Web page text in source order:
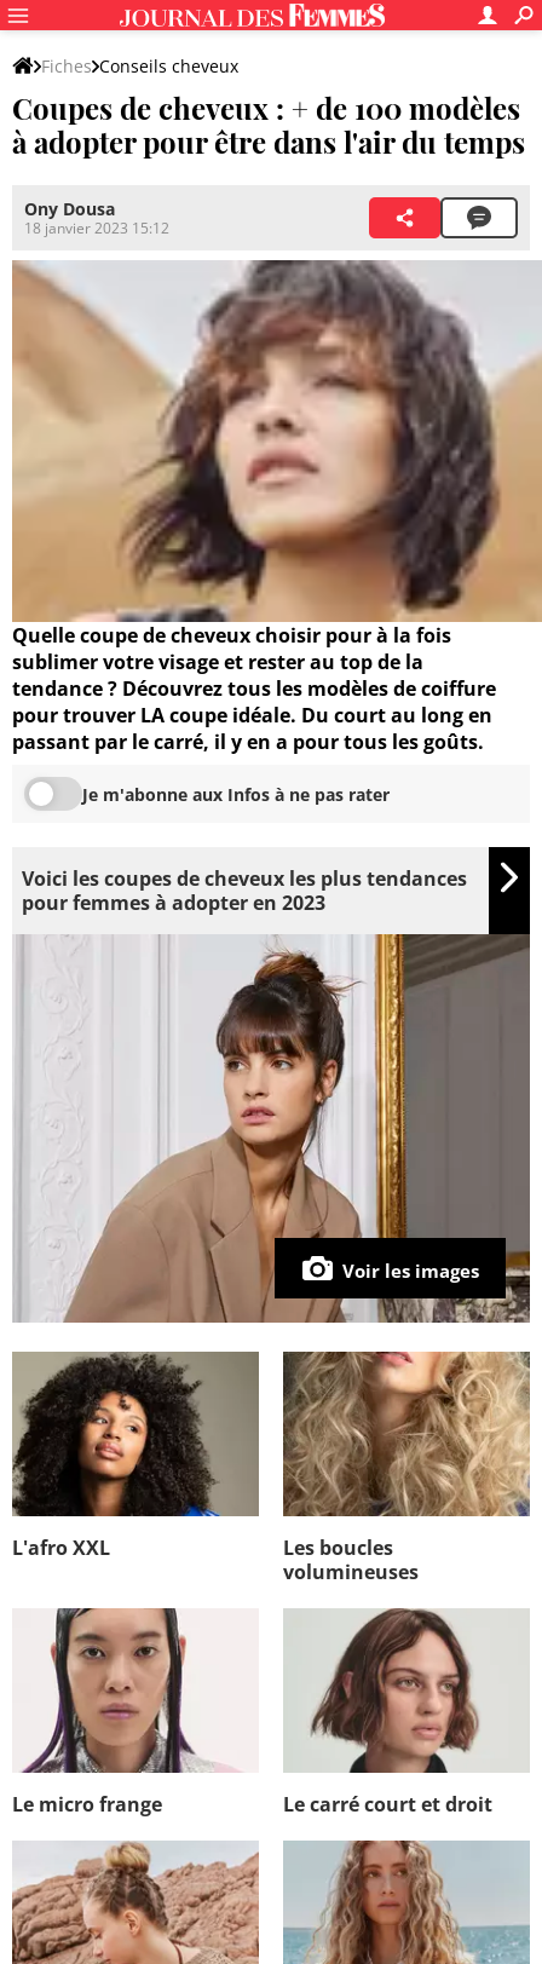
Fiches Conseils cheveux
Coupes de cheveux : + de 100 modèles
à adopter pour être dans l'air du temps
Ony Dousa
18 janvier 2023 15:12
Quelle coupe de cheveux choisir pour à la fois
sublimer votre visage et rester au top de la
tendance ? Découvrez tous les modèles de coiffure
pour trouver LA coupe idéale. Du court au long en
passant par le carré, il y en a pour tous les goûts.
Je m'abonne aux Infos à ne pas rater
Voir les images
Voici les coupes de cheveux les plus tendances
pour femmes à adopter en 2023
L'afro XXL
Les boucles
volumineuses
Le micro frange Le carré court et droit